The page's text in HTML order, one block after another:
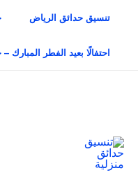
المحتوى
تنسيق حدائق الرياض
احتفالًا بعيد الفطر المبارك – خصومات